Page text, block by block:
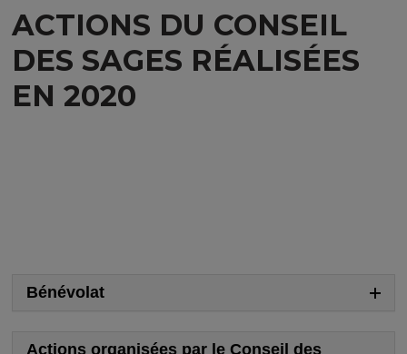
ACTIONS DU CONSEIL
DES SAGES RÉALISÉES
EN 2020
Bénévolat
Actions organisées par le Conseil des